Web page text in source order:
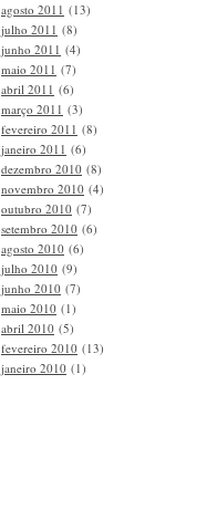
agosto 2011 (13)
julho 2011 (8)
junho 2011 (4)
maio 2011 (7)
abril 2011 (6)
março 2011 (3)
fevereiro 2011 (8)
janeiro 2011 (6)
dezembro 2010 (8)
novembro 2010 (4)
outubro 2010 (7)
setembro 2010 (6)
agosto 2010 (6)
julho 2010 (9)
junho 2010 (7)
maio 2010 (1)
abril 2010 (5)
fevereiro 2010 (13)
janeiro 2010 (1)